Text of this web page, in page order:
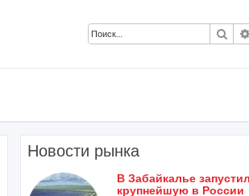
Новости рынка
В Забайкалье
крупнейшую в России